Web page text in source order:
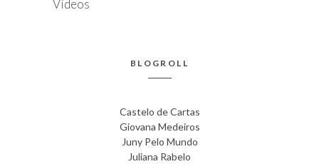
Vídeos
BLOGROLL
Castelo de Cartas
Giovana Medeiros
Juny Pelo Mundo
Juliana Rabelo